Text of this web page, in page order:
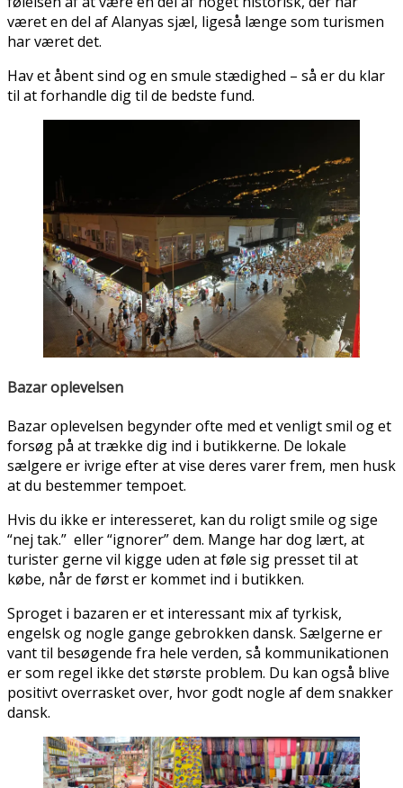
været en del af Alanyas sjæl, ligeså længe som turismen
har været det.
Hav et åbent sind og en smule stædighed – så er du klar
til at forhandle dig til de bedste fund.
Bazar oplevelsen
Bazar oplevelsen begynder ofte med et venligt smil og et
forsøg på at trække dig ind i butikkerne. De lokale
sælgere er ivrige efter at vise deres varer frem, men husk
at du bestemmer tempoet.
Hvis du ikke er interesseret, kan du roligt smile og sige
“nej tak.” eller “ignorer” dem. Mange har dog lært, at
turister gerne vil kigge uden at føle sig presset til at
købe, når de først er kommet ind i butikken.
Sproget i bazaren er et interessant mix af tyrkisk,
engelsk og nogle gange gebrokken dansk. Sælgerne er
vant til besøgende fra hele verden, så kommunikationen
er som regel ikke det største problem. Du kan også blive
positivt overrasket over, hvor godt nogle af dem snakker
dansk.